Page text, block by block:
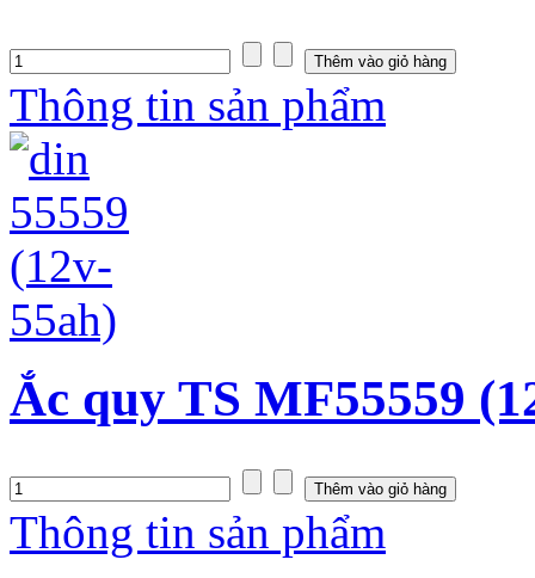
Thông tin sản phẩm
Ắc quy TS MF55559
Thông tin sản phẩm